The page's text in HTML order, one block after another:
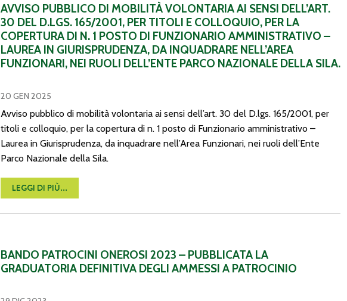
AVVISO PUBBLICO DI MOBILITÀ VOLONTARIA AI SENSI DELL’ART.
30 DEL D.LGS. 165/2001, PER TITOLI E COLLOQUIO, PER LA
COPERTURA DI N. 1 POSTO DI FUNZIONARIO AMMINISTRATIVO –
LAUREA IN GIURISPRUDENZA, DA INQUADRARE NELL’AREA
FUNZIONARI, NEI RUOLI DELL’ENTE PARCO NAZIONALE DELLA SILA.
20 GEN 2025
Avviso pubblico di mobilità volontaria ai sensi dell’art. 30 del D.lgs. 165/2001, per
titoli e colloquio, per la copertura di n. 1 posto di Funzionario amministrativo –
Laurea in Giurisprudenza, da inquadrare nell’Area Funzionari, nei ruoli dell’Ente
Parco Nazionale della Sila.
LEGGI DI PIÙ...
BANDO PATROCINI ONEROSI 2023 – PUBBLICATA LA
GRADUATORIA DEFINITIVA DEGLI AMMESSI A PATROCINIO